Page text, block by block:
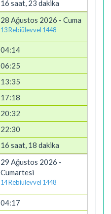
16 saat, 23 dakika
28 Ağustos 2026 - Cuma
13 Rebiülevvel 1448
04:14
06:25
13:35
17:18
20:32
22:30
16 saat, 18 dakika
29 Ağustos 2026 -
Cumartesi
14 Rebiülevvel 1448
04:17